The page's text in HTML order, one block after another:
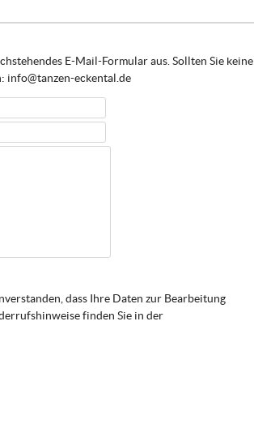
E-Mail-Formular aus. Sollten Sie keine
info@tanzen-eckental.de
dass Ihre Daten zur Bearbeitung
finden Sie in der